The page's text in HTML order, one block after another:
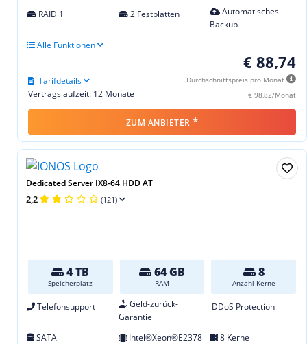
RAID 1 2 Festplatten
Automatisches
Backup
Alle Funktionen
€ 88,74
Durchschnittspreis pro Monat
€ 98,82/Monat
Vertragslaufzeit: 12 Monate
Tarifdetails
ZUM ANBIETER *
Dedicated Server IX8-64 HDD AT
2,2 (121)
4 TB
Speicherplatz
64 GB
RAM
8
Anzahl Kerne
Telefonsupport
Geld-zurück-
Garantie
DDoS Protection
SATA Intel®Xeon®E2378
8 Kerne